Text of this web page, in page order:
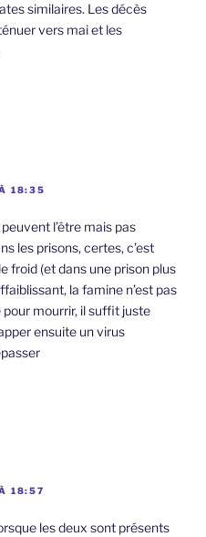
similaires. Les décès
vers mai et les
18:35
l’être mais pas
les prisons, certes, c’est
froid (et dans une prison plus
la famine n’est pas
mourrir, il suffit juste
ensuite un virus
18:57
les deux sont présents